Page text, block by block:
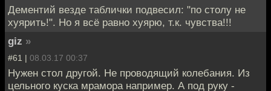
Дементий везде таблички подвесил: "по столу не
хуярить!". Но я всё равно хуярю, т.к. чувства!!!
giz »
#61 | 08.03.17 00:37
Нужен стол другой. Не проводящий колебания. Из
цельного куска мрамора например. А под руку -